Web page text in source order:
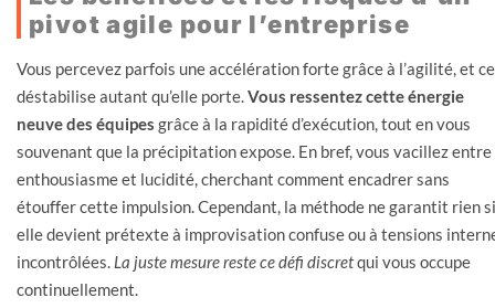
pivot agile pour l’entreprise
Vous percevez parfois une accélération forte grâce à l’agilité, et
déstabilise autant qu’elle porte.Vous ressentez cette énergie
neuve des équipes grâce à la rapidité d’exécution, tout en vous
souvenant que la précipitation expose. En bref, vous vacillez entre
enthousiasme et lucidité, cherchant comment encadrer sans
étouffer cette impulsion. Cependant, la méthode ne garantit rien si
elle devient prétexte à improvisation confuse ou à tensions
incontrôlées. La juste mesure reste ce défi discretqui vous occupe
continuellement.